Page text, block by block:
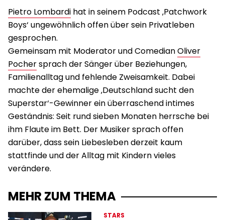
Pietro Lombardi hat in seinem Podcast ‚Patchwork
Boys‘ ungewöhnlich offen über sein Privatleben
gesprochen.
Gemeinsam mit Moderator und ComedianOliver
Pochersprach der Sänger über Beziehungen,
Familienalltag und fehlende Zweisamkeit. Dabei
machte der ehemalige ‚Deutschland sucht den
Superstar‘-Gewinner ein überraschend intimes
Geständnis: Seit rund sieben Monaten herrsche bei
ihm Flaute im Bett. Der Musiker sprach offen
darüber, dass sein Liebesleben derzeit kaum
stattfinde und der Alltag mit Kindern vieles
verändere.
MEHR ZUM THEMA
STARS